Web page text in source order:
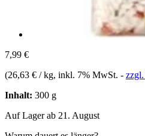
7,99 €
(26,63 € / kg, inkl. 7% MwSt. - zzgl.
Inhalt: 300 g
Auf Lager ab 21. August